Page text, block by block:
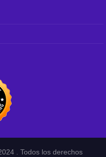
. Todos los derechos